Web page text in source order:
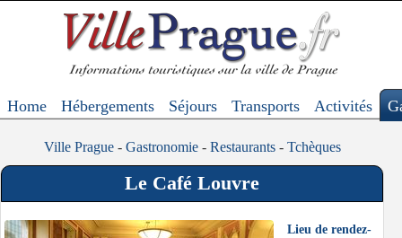
Home Hébergements Séjours Transports Activités
Ville Prague - Gastronomie - Restaurants - Tchèques
Le Café Louvre
Lieu de rendez-